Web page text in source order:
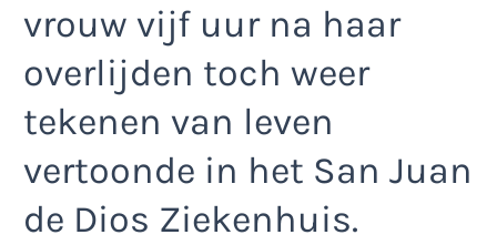
vrouw vijf uur na haar
overlijden toch weer
tekenen van leven
vertoonde in het San Juan
de Dios Ziekenhuis.